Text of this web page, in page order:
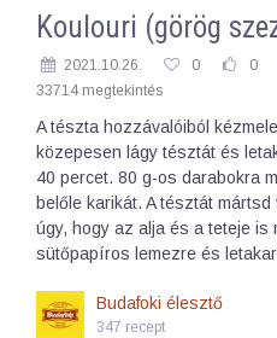
Koulouri (görög
2021.10.26. 0 0
33714 megtekintés
A tészta hozzávalóiból
közepesen lágy tésztát és
40 percet. 80 g-os darabokra
belőle karikát. A tésztát
úgy, hogy az alja és a teteje is
sütőpapíros lemezre és
Budafoki élesztő
347 recept